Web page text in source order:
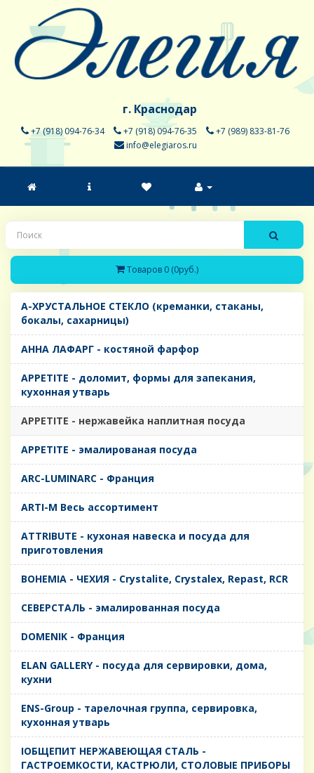
г. Краснодар
+7 (918) 094-76-34 +7 (918) 094-76-35
+7 (989) 833-81-76
info@elegiaros.ru
Товаров 0 (0руб.)
A-ХРУСТАЛЬНОЕ СТЕКЛО (креманки, стаканы,
бокалы, сахарницы)
AHHA ЛАФАРГ - костяной фарфор
APPETITE - доломит, формы для запекания,
кухонная утварь
APPETITE - нержавейка наплитная посуда
APPETITE - эмалированая посуда
ARC-LUMINARC - Франция
ARTI-M Весь ассортимент
ATTRIBUTE - кухоная навеска и посуда для
приготовления
BOHEMIA - ЧЕХИЯ - Crystalite, Crystalex, Repast, RCR
CЕВЕРСТАЛЬ - эмалированная посуда
DOMENIK - Франция
ELAN GALLERY - посуда для сервировки, дома,
кухни
ENS-Group - тарелочная группа, сервировка,
кухонная утварь
IОБЩЕПИТ НЕРЖАВЕЮЩАЯ СТАЛЬ -
ГАСТРОЕМКОСТИ, КАСТРЮЛИ, СТОЛОВЫЕ ПРИБОРЫ